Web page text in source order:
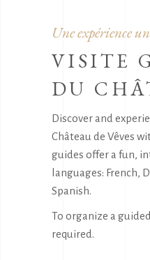
Une expérience
VISITE
DU
Discover and
Château de Vêves
guides offer a fun,
languages: French,
Spanish.
To organize a
required.